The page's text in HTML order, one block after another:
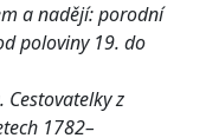
a nadějí: porodní
poloviny 19. do
z
1782–